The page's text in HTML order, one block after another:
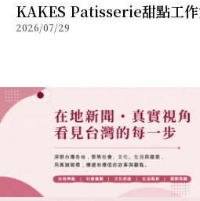
KAKES Patisserie甜點工作
打造每一份儀式感，讓創新風
2026/07/29